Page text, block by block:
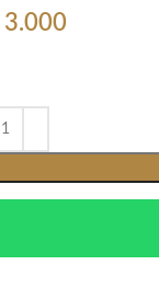
3.000